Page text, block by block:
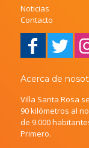
Noticias
Contacto
Acerca de
Villa Santa Rosa
90 kilómetros al
de 9.000
Primero.